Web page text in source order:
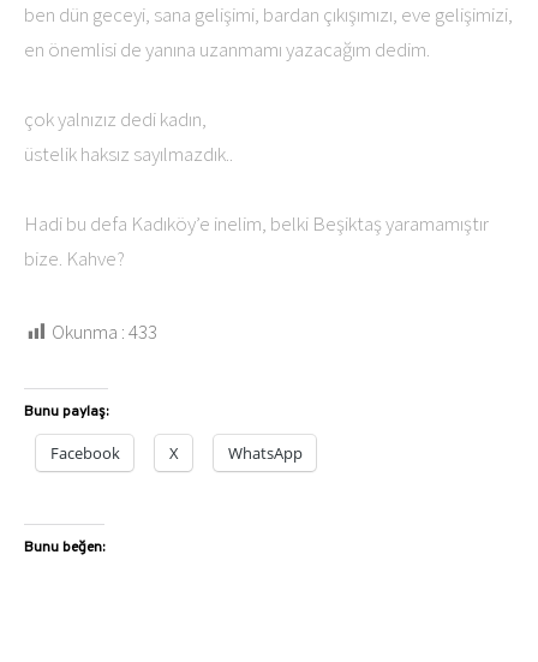
ben dün geceyi, sana gelişimi, bardan çıkışımızı, eve gelişimizi,
en önemlisi de yanına uzanmamı yazacağım dedim.
çok yalnızız dedi kadın,
üstelik haksız sayılmazdık..
Hadi bu defa Kadıköy’e inelim, belki Beşiktaş yaramamıştır
bize. Kahve?
Okunma :433
Bunu paylaş:
Facebook X WhatsApp
Bunu beğen: